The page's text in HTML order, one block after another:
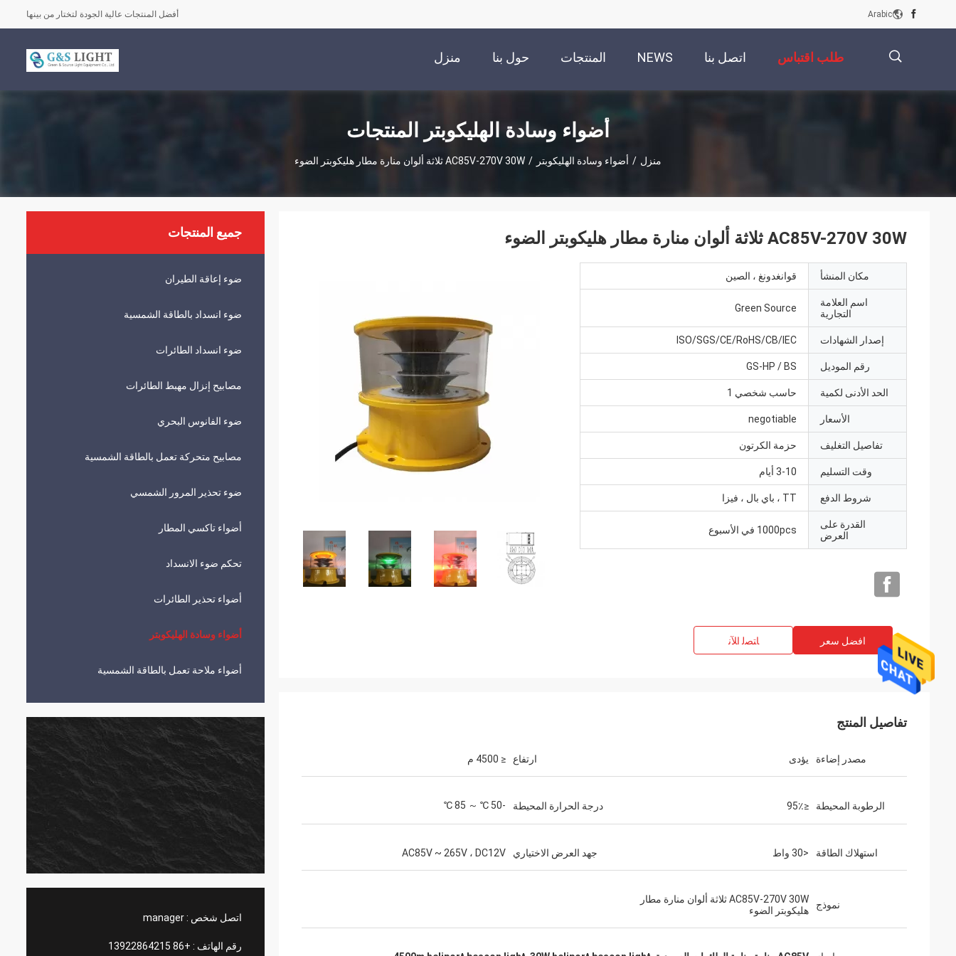
أفضل المنتجات عالية الجودة لتختار من بينها Arabic
منزل حول بنا المنتجات NEWS اتصل بنا طلب اقتباس
أضواء وسادة الهليكوبتر المنتجات
منزل / أضواء وسادة الهليكوبتر / AC85V-270V 30W ثلاثة ألوان منارة مطار هليكوبتر الضوء
جميع المنتجات
ضوء إعاقة الطيران
ضوء انسداد بالطاقة الشمسية
ضوء انسداد الطائرات
مصابيح إنزال مهبط الطائرات
ضوء الفانوس البحري
مصابيح متحركة تعمل بالطاقة الشمسية
ضوء تحذير المرور الشمسي
أضواء تاكسي المطار
تحكم ضوء الانسداد
أضواء تحذير الطائرات
أضواء وسادة الهليكوبتر
أضواء ملاحة تعمل بالطاقة الشمسية
اتصل شخص :manager
رقم الهاتف : +86 13922864215
AC85V-270V 30W ثلاثة ألوان منارة مطار هليكوبتر الضوء
مكان المنشأ قوانغدونغ ، الصين
اسم العلامة
التجارية
Green Source
إصدار الشهادات ISO/SGS/CE/RoHS/CB/IEC
رقم الموديل GS-HP / BS
الحد الأدنى لكمية حاسب شخصي 1
الأسعار negotiable
تفاصيل التغليف حزمة الكرتون
وقت التسليم 3-10 أيام
شروط الدفع TT ، باي بال ، فيزا
القدرة على
العرض
1000pcs في الأسبوع
افضل سعر ﺎﺘﺼﻟ ﺍﻶﻧ
تفاصيل المنتج
مصدر إضاءة يؤدى ارتفاع ≤ 4500 م
الرطوبة المحيطة ≤95٪ درجة الحرارة المحيطة -50 ℃ ～ 85 ℃
استهلاك الطاقة <30 واط جهد العرض الاختياري AC85V ~ 265V ، DC12V
نموذج
AC85V-270V 30W ثلاثة ألوان منارة مطار
هليكوبتر الضوء